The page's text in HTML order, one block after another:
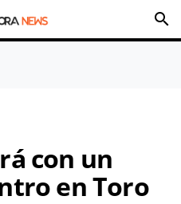
search
con un
en Toro